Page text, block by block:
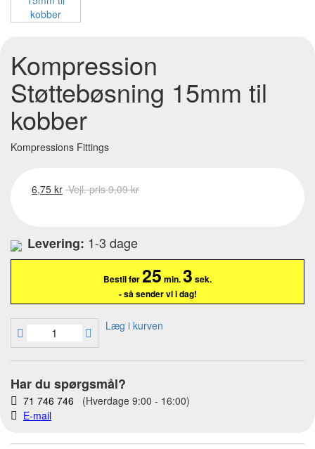
Kompression
Støttebøsning 15mm til
kobber
Kompressions Fittings
6,75 kr Vejl. pris 9,09 kr
Levering: 1-3 dage
Bestil før25 min.2 sek.
- så sender vi i dag!
Læg i kurven
Har du spørgsmål?
71 746 746 (Hverdage 9:00 - 16:00)
E-mail